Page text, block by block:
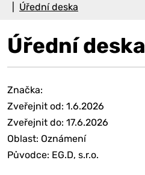
Úřední deska
Úřední deska
Značka:
Zveřejnit od: 1.6.2026
Zveřejnit do: 17.6.2026
Oblast: Oznámení
Původce: EG.D, s.r.o.